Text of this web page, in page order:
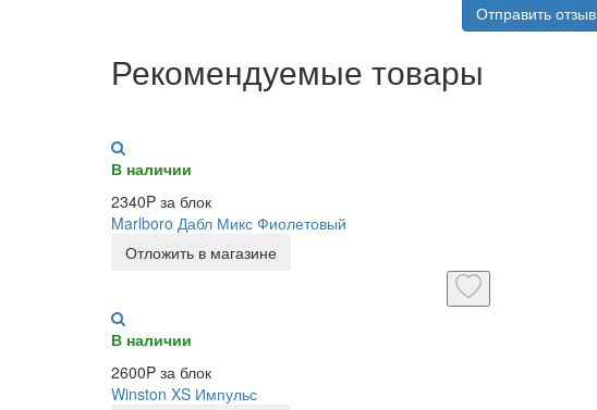
Отправить отзыв
Рекомендуемые товары
В наличии
2340P за блок
Marlboro Дабл Микс Фиолетовый
Отложить в магазине
В наличии
2600P за блок
Winston XS Импульс